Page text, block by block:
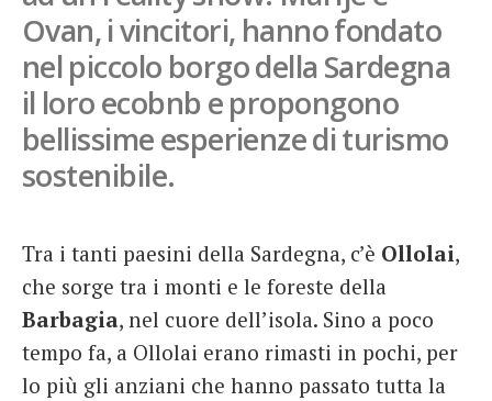
Ovan, i vincitori, hanno fondato
nel piccolo borgo della Sardegna
il loro ecobnb e propongono
bellissime esperienze di turismo
sostenibile.
Tra i tanti paesini della Sardegna, c’è Ollolai,
che sorge tra i monti e le foreste della
Barbagia, nel cuore dell’isola. Sino a poco
tempo fa, a Ollolai erano rimasti in pochi, per
lo più gli anziani che hanno passato tutta la